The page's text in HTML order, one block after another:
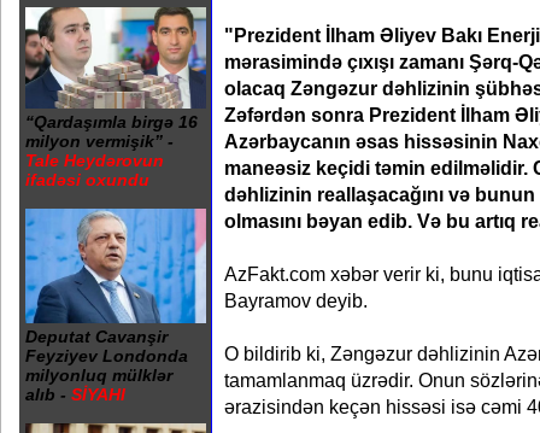
“Qardaşımla birgə 16
milyon vermişik” -
Tale Heydərovun
ifadəsi oxundu
Deputat Cavanşir
Feyziyev Londonda
milyonluq mülklər
alıb - SİYAHI
"Prezident İlham Əliyev Bakı
mərasimində çıxışı zamanı
olacaq Zəngəzur dəhlizinin
Zəfərdən sonra Prezident İlham
Azərbaycanın əsas hissəsinin
maneəsiz keçidi təmin edilməlidir.
dəhlizinin reallaşacağını və
olmasını bəyan edib. Və bu artıq
AzFakt.com xəbər verir ki, bunu
Bayramov deyib.
O bildirib ki, Zəngəzur dəhlizinin
tamamlanmaq üzrədir. Onun
ərazisindən keçən hissəsi isə cəmi